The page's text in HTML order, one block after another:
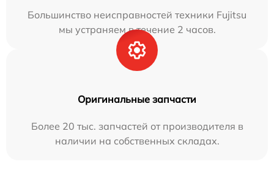
Большинство неисправностей техники Fujitsu
мы устраняем в течение 2 часов.
Оригинальные запчасти
Более 20 тыс. запчастей от производителя в
наличии на собственных складах.